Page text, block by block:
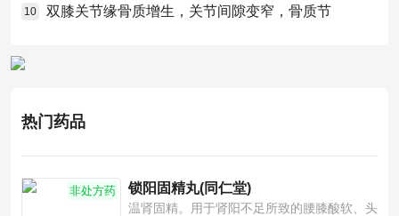
10 双膝关节缘骨质增生，关节间隙变窄，骨质节
热门药品
非处方药 锁阳固精丸(同仁堂)
温肾固精。用于肾阳不足所致的腰膝酸软、头